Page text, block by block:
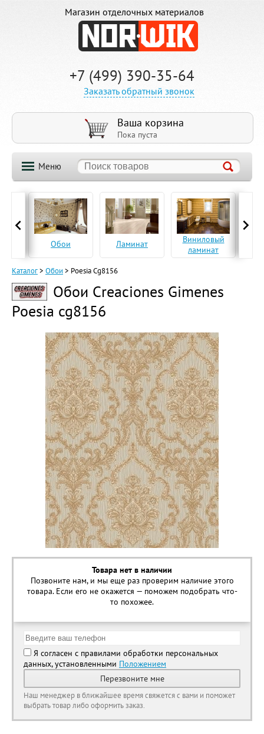
Магазин отделочных материалов
+7 (499) 390-35-64
Заказать обратный звонок
Ваша корзина
Пока пуста
Меню
Обои Ламинат
Виниловый
ламинат
Каталог> Обои> Poesia Cg8156
Обои Creaciones Gimenes
Poesia cg8156
Товара нет в наличии
Позвоните нам, и мы еще раз проверим наличие этого
товара. Если его не окажется — поможем подобрать что-
то похожее.
Я согласен с правилами обработки персональных
данных, установленными Положением
Перезвоните мне
Наш менеджер в ближайшее время свяжется с вами и поможет
выбрать товар либо оформить заказ.